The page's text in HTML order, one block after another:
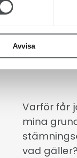
Avvisa
Varför får
mina
vad gäller?